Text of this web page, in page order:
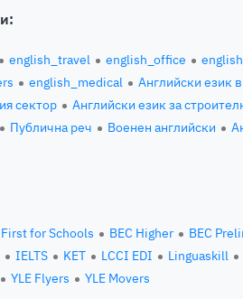
english_travel english_office
english_medical Английски език
сектор
Английски език за
Публична реч Военен английски
for Schools BEC Higher BEC
IELTS KET LCCI EDI Linguaskill
YLE Flyers YLE Movers